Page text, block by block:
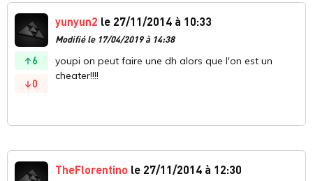
6
0
yunyun2 le 27/11/2014 à 10:33
Modifié le 17/04/2019 à 14:38
youpi on peut faire une dh alors que l'on est un
cheater!!!!
TheFlorentino le 27/11/2014 à 12:30